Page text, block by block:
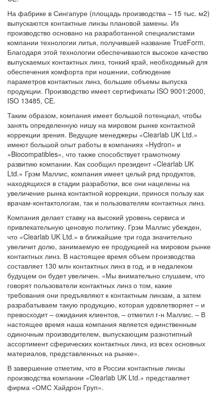
На фабрике в Сингапуре (площадь производства – 15 тыс. м2)
выпускаются контактные линзы плановой замены. Их
производство основано на разработанной специалистами
компании технологии литья, получившей название TrueForm.
Благодаря этой технологии обеспечиваются высокое качество
выпускаемых контактных линз, тонкий край, необходимый для
обеспечения комфорта при ношении, соблюдение
параметров контактных линз, большие объемы выпуска
продукции. Производство имеет сертификаты ISO 9001:2000,
ISO 13485, CE.
Таким образом, компания имеет большой потенциал, чтобы
занять определенную нишу на мировом рынке контактной
коррекции зрения. Ведущие менеджеры «Clearlab UK Ltd.»
имеют большой опыт работы в компаниях «Hydron» и
«Biocompatibles», что также способствует грамотному
развитию компании. Как сообщил президент «Clearlab UK
Ltd.» Грэм Маллис, компания имеет целый ряд продуктов,
находящихся в стадии разработки, все они нацелены на
увеличение рынка контактной коррекции, принося пользу как
врачам-контактологам, так и пользователям контактных линз.
Компания делает ставку на высокий уровень сервиса и
привлекательную ценовую политику. Грэм Маллис убежден,
что «Clearlab UK Ltd.» в ближайшие три года значительно
увеличит долю, занимаемую ее продукцией на мировом рынке
контактных линз. В настоящее время объем производства
составляет 130 млн контактных линз в год, и в недалеком
будущем он будет увеличен. «Мы внимательно слушаем, что
говорят пользователи контактных линз о том, какие
требования они предъявляют к контактным линзам, а затем
разрабатываем такую продукцию, которая удовлетворяет – и
превосходит – ожидания клиентов, – отметил г-н Маллис. – В
настоящее время наша компания является единственным
одиночным производителем, выпускающим разнотипный
ассортимент сферических контактных линз, из всех основных
материалов, представленных на рынке».
В завершение отметим, что в России контактные линзы
производства компании «Clearlab UK Ltd.» представляет
фирма «ОМС Хайдрон Груп».